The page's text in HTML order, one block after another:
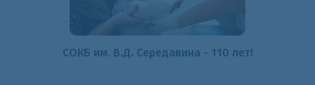
СОКБ им. В.Д. Середавина - 110 лет!